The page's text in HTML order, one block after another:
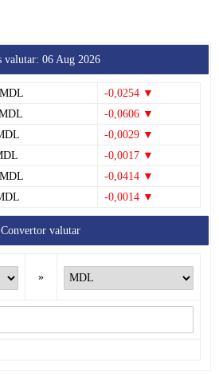
valutar: 06 Aug 2026
-0,0254 ▼
-0,0606 ▼
-0,0029 ▼
-0,0017 ▼
-0,0414 ▼
-0,0014 ▼
Convertor valutar
»